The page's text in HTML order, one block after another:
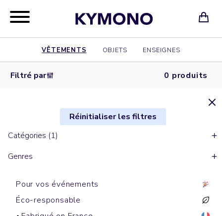
VÊTEMENTS OBJETS ENSEIGNES
Filtré par 0 produits
Réinitialiser les filtres
Catégories (1)
Genres
Pour vos événements
Éco-responsable